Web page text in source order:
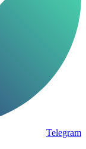
Telegram